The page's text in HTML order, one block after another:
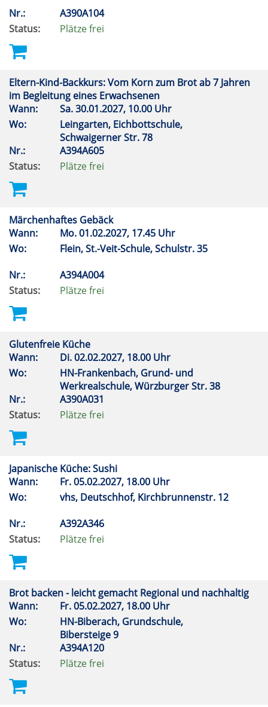
Nr.:
A390A104
Status:
Plätze frei
Eltern-Kind-Backkurs: Vom Korn zum Brot ab 7 Jahren
im Begleitung eines Erwachsenen
Wann:
Sa.30.01.2027, 10.00 Uhr
Wo:
Leingarten, Eichbottschule,
Schwaigerner Str. 78
Nr.:
A394A605
Status:
Plätze frei
Märchenhaftes Gebäck
Wann:
Mo.01.02.2027, 17.45 Uhr
Wo:
Flein, St.-Veit-Schule, Schulstr. 35
Nr.:
A394A004
Status:
Plätze frei
Glutenfreie Küche
Wann:
Di.02.02.2027, 18.00 Uhr
Wo:
HN-Frankenbach, Grund- und
Werkrealschule, Würzburger Str. 38
Nr.:
A390A031
Status:
Plätze frei
Japanische Küche: Sushi
Wann:
Fr.05.02.2027, 18.00 Uhr
Wo:
vhs, Deutschhof, Kirchbrunnenstr. 12
Nr.:
A392A346
Status:
Plätze frei
Brot backen - leicht gemacht Regional und nachhaltig
Wann:
Fr.05.02.2027, 18.00 Uhr
Wo:
HN-Biberach, Grundschule,
Bibersteige 9
Nr.:
A394A120
Status:
Plätze frei